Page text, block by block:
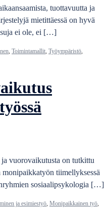
tuottavuutta ja
mietittäessä on hyvä
ei ole, ei […]
Toimintamallit Työympäristö
vuorovaikutusta on tutkittu
tiimellyksessä
sosiaalipsykologia […]
ja esimiestyö Monipaikkainen työ